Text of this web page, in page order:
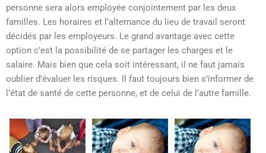
personne sera alors employée conjointement par les deux
familles. Les horaires et l’alternance du lieu de travail seront
décidés par les employeurs. Le grand avantage avec cette
option c’est la possibilité de se partager les charges et le
salaire. Mais bien que cela soit intéressant, il ne faut jamais
oublier d’évaluer les risques. Il faut toujours bien s’informer de
l’état de santé de cette personne, et de celui de l’autre famille.